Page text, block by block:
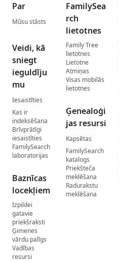
Par
Mūsu stāsts
Veidi, kā
sniegt
ieguldīju
mu
Iesaistīties
Kas ir
indeksēšana
Brīvprātīgi
iesaistīties
FamilySearch
laboratorijas
Baznīcas
locekļiem
Izpildei
gatavie
priekšraksti
Ģimenes
vārdu palīgs
Vadības
resursi
FamilySea
rch
lietotnes
Family Tree
lietotnes
Lietotne
Atmiņas
Visas mobilās
lietotnes
Ģenealoģi
jas resursi
Kapsētas
FamilySearch
katalogs
Priekšteča
meklēšana
Radurakstu
meklēšana